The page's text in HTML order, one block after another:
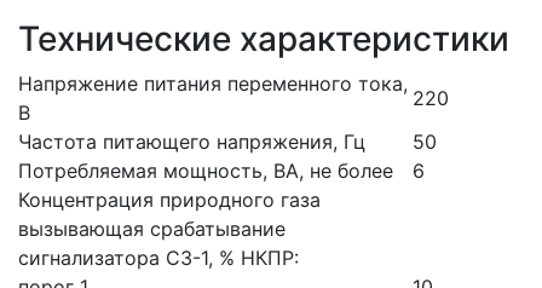
Технические характеристики
Напряжение питания переменного тока,
В
220
Частота питающего напряжения, Гц
50
Потребляемая мощность, ВА, не более
6
Концентрация природного газа
вызывающая срабатывание
сигнализатора СЗ-1, % НКПР: